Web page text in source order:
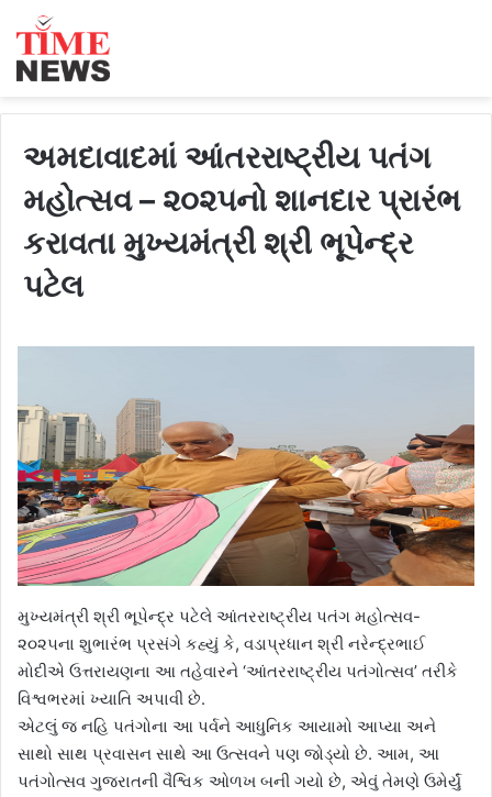
અમદાવાદમાં આંતરરાષ્ટ્રીય પતંગ
મહોત્સવ – ૨૦૨૫નો શાનદાર પ્રારંભ
કરાવતા મુખ્યમંત્રી શ્રી ભૂપેન્દ્ર
પટેલ
મુખ્યમંત્રી શ્રી ભૂપેન્દ્ર પટેલે આંતરરાષ્ટ્રીય પતંગ મહોત્સવ-
૨૦૨૫ના શુભારંભ પ્રસંગે કહ્યું કે, વડાપ્રધાન શ્રી નરેન્દ્રભાઈ
મોદીએ ઉત્તરાયણના આ તહેવારને ‘આંતરરાષ્ટ્રીય પતંગોત્સવ’ તરીકે
વિશ્વભરમાં ખ્યાતિ અપાવી છે.
એટલું જ નહિ પતંગોના આ પર્વને આધુનિક આયામો આપ્યા અને
સાથો સાથ પ્રવાસન સાથે આ ઉત્સવને પણ જોડ્યો છે. આમ, આ
પતંગોત્સવ ગુજરાતની વૈશ્વિક ઓળખ બની ગયો છે, એવું તેમણે ઉમેર્યું